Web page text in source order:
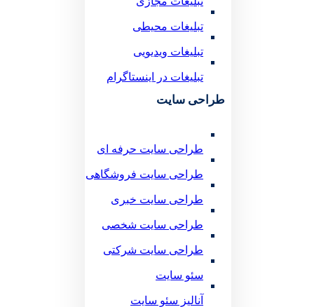
تبلیغات محیطی
تبلیغات ویدیویی
تبلیغات در اینستاگرام
طراحی سایت
طراحی سایت حرفه ای
طراحی سایت فروشگاهی
طراحی سایت خبری
طراحی سایت شخصی
طراحی سایت شرکتی
سئو سایت
آنالیز سئو سایت